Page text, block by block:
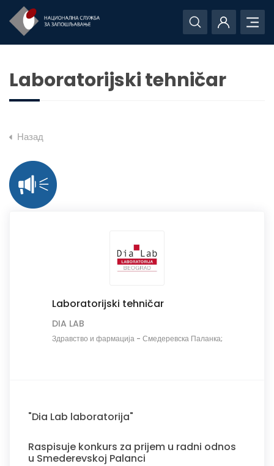
Laboratorijski tehničar
Назад
Laboratorijski tehničar
DIA LAB
Здравство и фармација- Смедеревска Паланка;
"Dia Lab laboratorija"
Raspisuje konkurs za prijem u radni odnos
u Smederevskoj Palanci